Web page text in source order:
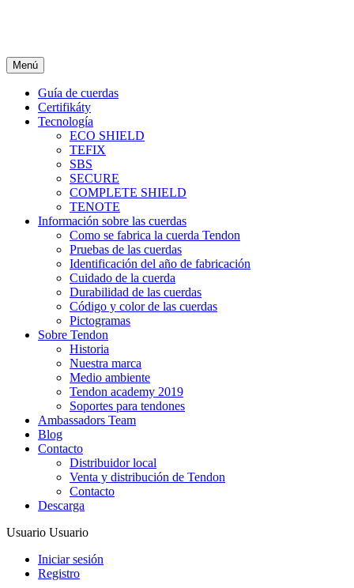
Menú
Guía de cuerdas
Certifikáty
Tecnología
ECO SHIELD
TEFIX
SBS
SECURE
COMPLETE SHIELD
TENOTE
Información sobre las cuerdas
Como se fabrica la cuerda Tendon
Pruebas de las cuerdas
Identificación del año de fabricación
Cuidado de la cuerda
Durabilidad de las cuerdas
Código y color de las cuerdas
Pictogramas
Sobre Tendon
Historia
Nuestra marca
Medio ambiente
Tendon academy 2019
Soportes para tendones
Ambassadors Team
Blog
Contacto
Distribuidor local
Venta y distribución de Tendon
Contacto
Descarga
Usuario Usuario
Iniciar sesión
Registro